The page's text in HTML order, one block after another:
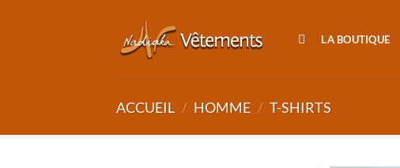
LA BOUTIQUE
ACCUEIL / HOMME / T-SHIRTS